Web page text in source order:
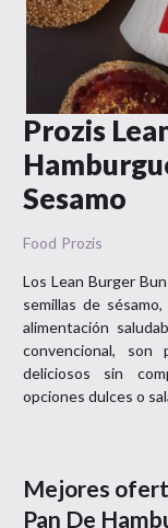
Prozis
Sesamo
Food Prozis
Los Lean Burger
semillas de
alimentación
convencional, son
deliciosos sin
opciones dulces o
Mejores
Pan De